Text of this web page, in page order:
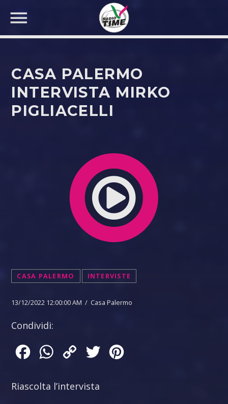
CERCA NEL SITO WEB:
CASA PALERMO
INTERVISTA MIRKO
PIGLIACELLI
CASA PALERMO INTERVISTE
13/12/2022 12:00:00 AM / Casa Palermo
Condividi:
FacebookWhatsApp
Copy
Twitter
Riascolta l’intervista